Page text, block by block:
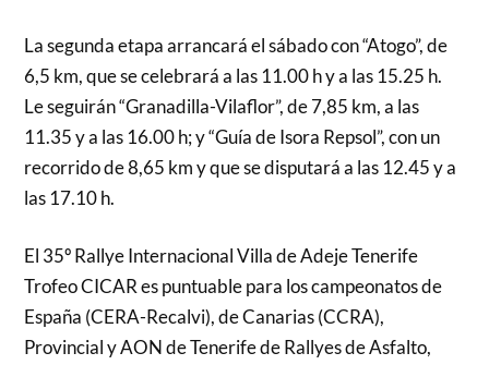
La segunda etapa arrancará el sábado con “Atogo”, de
6,5 km, que se celebrará a las 11.00 h y a las 15.25 h.
Le seguirán “Granadilla-Vilaflor”, de 7,85 km, a las
11.35 y a las 16.00 h; y “Guía de Isora Repsol”, con un
recorrido de 8,65 km y que se disputará a las 12.45 y a
las 17.10 h.
El 35º Rallye Internacional Villa de Adeje Tenerife
Trofeo CICAR es puntuable para los campeonatos de
España (CERA-Recalvi), de Canarias (CCRA),
Provincial y AON de Tenerife de Rallyes de Asfalto,